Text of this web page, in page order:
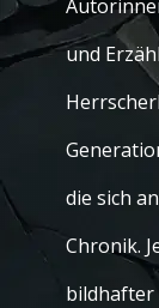
und
die sich
Chronik.
bildhafter